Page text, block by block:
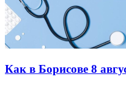
Как в Борисове 8